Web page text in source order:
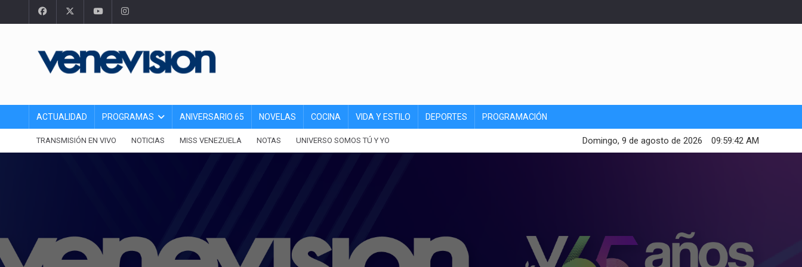
ACTUALIDAD PROGRAMAS ANIVERSARIO 65 NOVELAS COCINA VIDA Y ESTILO DEPORTES PROGRAMACIÓN
TRANSMISIÓN EN VIVO NOTICIAS MISS VENEZUELA NOTAS UNIVERSO SOMOS TÚ Y YO 09:59:44 AM
Domingo, 9 de agosto de 2026